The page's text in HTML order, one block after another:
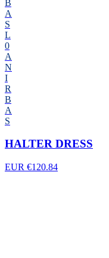
B
A
S
L
0
A
N
I
R
B
A
S
HALTER DRESS
EUR €120.84